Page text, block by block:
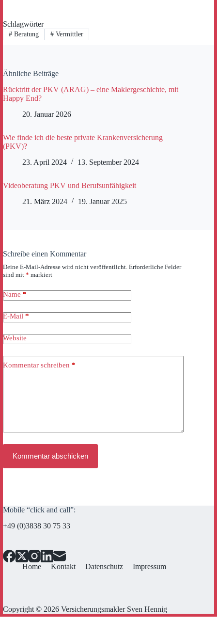
Schlagwörter
#Beratung #Vermittler
Ähnliche Beiträge
Rücktritt der PKV (ARAG) – eine Maklergeschichte, mit
Happy End?
20. Januar 2026
Wie finde ich die beste private Krankenversicherung
(PKV)?
23. April 2024
13. September 2024
Videoberatung PKV und Berufsunfähigkeit
21. März 2024
19. Januar 2025
Schreibe einen Kommentar
Deine E-Mail-Adresse wird nicht veröffentlicht. Erforderliche Felder
sind mit * markiert
Name *
E-Mail *
Website
Kommentar schreiben *
Kommentar abschicken
Mobile “click and call”:
+49 (0)3838 30 75 33
Home Kontakt Datenschutz Impressum
Copyright © 2026 Versicherungsmakler Sven Hennig
Cookie Consent mit Real Cookie Banner